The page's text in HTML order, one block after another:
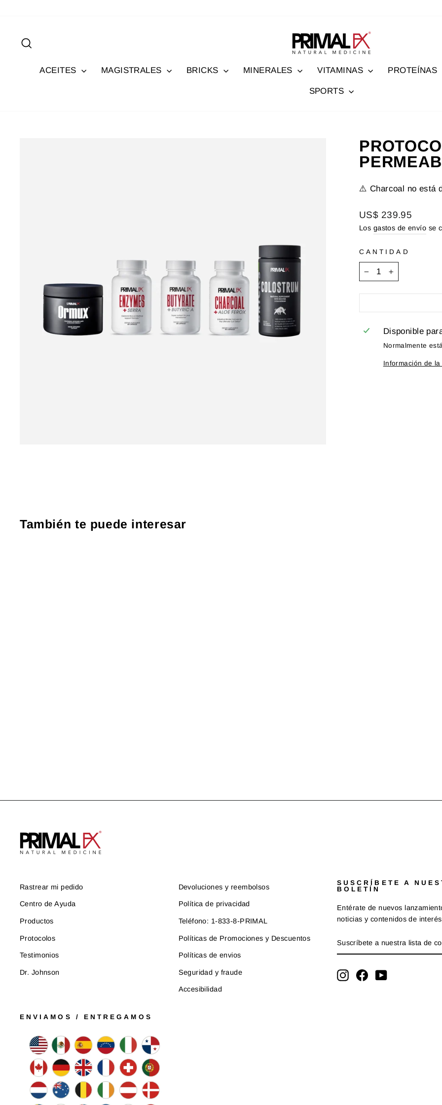
contenido
ACEITES MAGISTRALES BRICKS MINERALES VITAMINAS PROTEÍNAS
SPORTS
⚠️ Charcoal no está
Precio
habitual
US$ 239.95
Los gastos de envío se
CANTIDAD
Disponible
Normalmente
Información de
También te puede interesar
Rastrear mi pedido
Centro de Ayuda
Productos
Protocolos
Testimonios
Dr. Johnson
Devoluciones y reembolsos
Política de privacidad
Teléfono: 1-833-8-PRIMAL
Políticas de Promociones y Descuentos
Políticas de envios
Seguridad y fraude
Accesibilidad
SUSCRÍBETE A
BOLETÍN
Entérate de nuevos
noticias y contenidos de
A
NUESTRA
DE
CORREO
InstagramFacebookYouTube
ENVIAMOS / ENTREGAMOS